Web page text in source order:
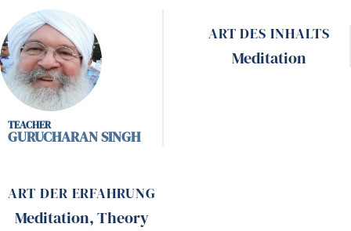
GURUCHARAN SINGH
ART DES INHALTS
Meditation
ART DER ERFAHRUNG
Meditation,Theory